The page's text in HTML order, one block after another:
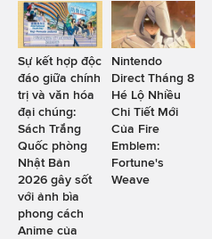
Sự kết hợp độc
đáo giữa chính
trị và văn hóa
đại chúng:
Sách Trắng
Quốc phòng
Nhật Bản
2026 gây sốt
với ảnh bìa
phong cách
Anime của
Nintendo
Direct Tháng 8
Hé Lộ Nhiều
Chi Tiết Mới
Của Fire
Emblem:
Fortune's
Weave